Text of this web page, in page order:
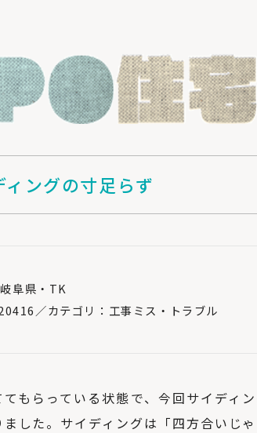
ングの寸足らず
阜県・TK
／カテゴリ：工事ミス・トラブル
もらっている状態で、今回サイディ
した。サイディングは「四方合いじ